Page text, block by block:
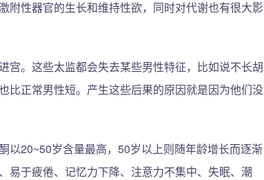
附性器官的生长和维持性欲，同时对代谢也有很大影
宫。这些太监都会失去某些男性特征，比如说不长胡
比正常男性短。产生这些后果的原因就是因为他们没
以20~50岁含量最高，50岁以上则随年龄增长而逐渐
易于疲倦、记忆力下降、注意力不集中、失眠、潮